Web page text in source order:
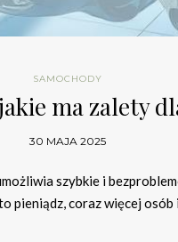
SAMOCHODY
ma zalety
30 MAJA 2025
szybkie i
pieniądz, coraz więcej